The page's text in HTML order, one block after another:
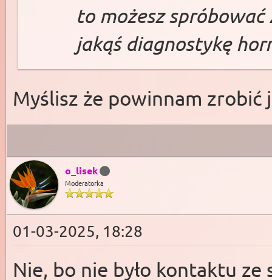
to możesz
jakąś diagnostykę
Myślisz że powinnam zrobić
o_lisek
Moderatorka
01-03-2025, 18:28
Nie, bo nie było kontaktu ze